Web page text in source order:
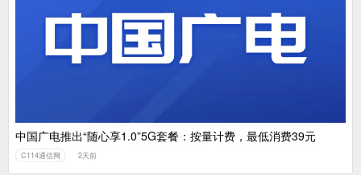
中国广电推出“随心享1.0”5G套餐：按量计费，最低消费39元
C114通信网 2天前